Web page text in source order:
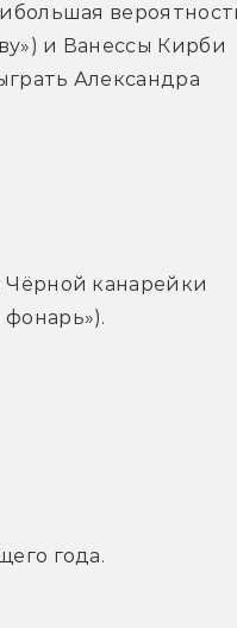
и Ванессы Кирби
Александра
Чёрной канарейки
года.